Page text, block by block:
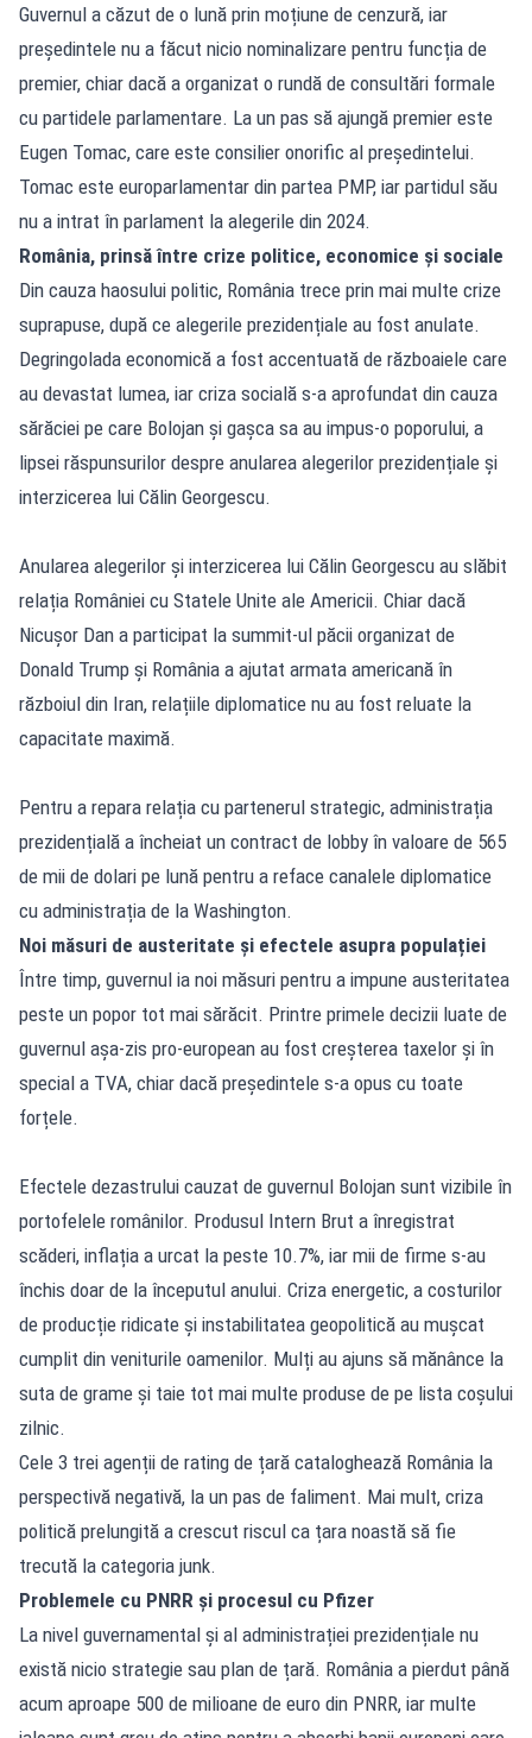
Guvernul a căzut de o lună prin moțiune de cenzură, iar
președintele nu a făcut nicio nominalizare pentru funcția de
premier, chiar dacă a organizat o rundă de consultări formale
cu partidele parlamentare. La un pas să ajungă premier este
Eugen Tomac, care este consilier onorific al președintelui.
Tomac este europarlamentar din partea PMP, iar partidul său
nu a intrat în parlament la alegerile din 2024.
România, prinsă între crize politice, economice și sociale
Din cauza haosului politic, România trece prin mai multe crize
suprapuse, după ce alegerile prezidențiale au fost anulate.
Degringolada economică a fost accentuată de războaiele care
au devastat lumea, iar criza socială s-a aprofundat din cauza
sărăciei pe care Bolojan și gașca sa au impus-o poporului, a
lipsei răspunsurilor despre anularea alegerilor prezidențiale și
interzicerea lui Călin Georgescu.
Anularea alegerilor și interzicerea lui Călin Georgescu au slăbit
relația României cu Statele Unite ale Americii. Chiar dacă
Nicușor Dan a participat la summit-ul păcii organizat de
Donald Trump și România a ajutat armata americană în
războiul din Iran, relațiile diplomatice nu au fost reluate la
capacitate maximă.
Pentru a repara relația cu partenerul strategic, administrația
prezidențială a încheiat un contract de lobby în valoare de 565
de mii de dolari pe lună pentru a reface canalele diplomatice
cu administrația de la Washington.
Noi măsuri de austeritate și efectele asupra populației
Între timp, guvernul ia noi măsuri pentru a impune austeritatea
peste un popor tot mai sărăcit. Printre primele decizii luate de
guvernul așa-zis pro-european au fost creșterea taxelor și în
special a TVA, chiar dacă președintele s-a opus cu toate
forțele.
Efectele dezastrului cauzat de guvernul Bolojan sunt vizibile în
portofelele românilor. Produsul Intern Brut a înregistrat
scăderi, inflația a urcat la peste 10.7%, iar mii de firme s-au
închis doar de la începutul anului. Criza energetic, a costurilor
de producție ridicate și instabilitatea geopolitică au mușcat
cumplit din veniturile oamenilor. Mulți au ajuns să mănânce la
suta de grame și taie tot mai multe produse de pe lista coșului
zilnic.
Cele 3 trei agenții de rating de țară cataloghează România la
perspectivă negativă, la un pas de faliment. Mai mult, criza
politică prelungită a crescut riscul ca țara noastă să fie
trecută la categoria junk.
Problemele cu PNRR și procesul cu Pfizer
La nivel guvernamental și al administrației prezidențiale nu
există nicio strategie sau plan de țară. România a pierdut până
acum aproape 500 de milioane de euro din PNRR, iar multe